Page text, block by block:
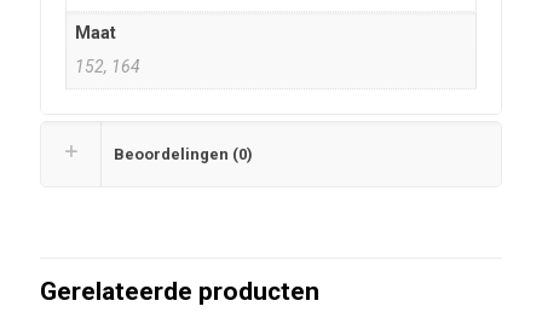
Maat
152, 164
Beoordelingen (0)
Gerelateerde producten